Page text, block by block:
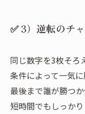
✅ 3）逆転のチ
同じ数字を3枚そろ
条件によって一気に
最後まで誰が勝つか
短時間でもしっかり